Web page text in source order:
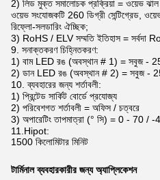
2) লিড মুক্ত সমালোচক প্রক্রিয়া = ওয়েভ
ওয়েভ সংযোজকটি 260 ডিগ্রী সেন্টিগ্রেড,
রিফ্লো-সলডারিং ঐচ্ছিক;
3) RoHS / ELV সম্মতি ইতিহাস = সর্বদা
9. সনাক্তকরণ চিহ্নিতকরণ:
1) বাম LED রঙ (অবস্থান # 1) = সবুজ -
2) ডান LED রঙ (অবস্থান # 2) = সবুজ -
10. ব্যবহারের জন্য শর্তাবলী:
1) প্রিন্টেড সার্কিট বোর্ডে প্রযোজ্য
2) পরিবেশগত শর্তাবলী = অফিস / চত্বরে
3) অপারেটিং তাপমাত্রা (° সি) = 0 - 70 /
11.Hipot:
1500 কিলোমিটার মিনিট
টার্মিনাল ব্যবহারকারীর জন্য অ্যাপ্লিকেশন